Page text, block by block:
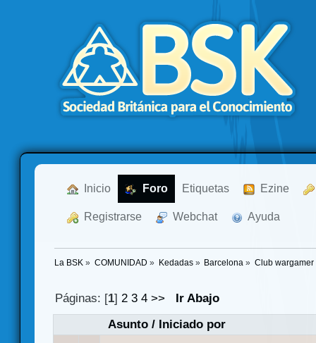
Inicio Foro Etiquetas Ezine
Registrarse Webchat Ayuda
La BSK » COMUNIDAD » Kedadas» Barcelona » Club wargamer
Páginas: [1]2 3 4 >>
Ir Abajo
Asunto/ Iniciado por